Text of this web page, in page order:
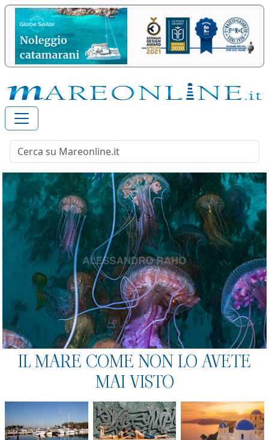
IL MARE COME NON LO AVETE
MAI VISTO